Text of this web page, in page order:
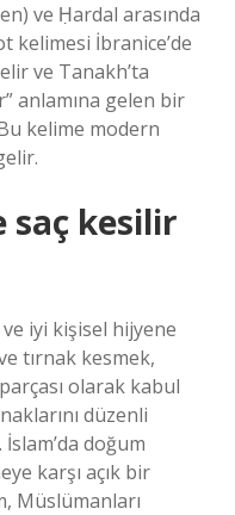
ve Ḥardal arasında
kelimesi İbranice’de
ve Tanakh’ta
anlamına gelen bir
kelime modern
saç kesilir
iyi kişisel hijyene
tırnak kesmek,
olarak kabul
düzenli
doğum
karşı açık bir
Müslümanları